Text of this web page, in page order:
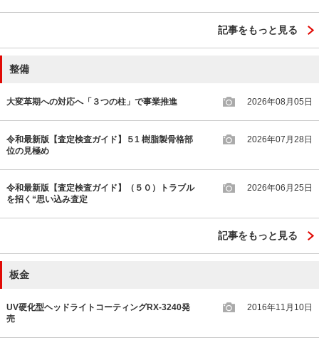
記事をもっと見る
整備
大変革期への対応へ「３つの柱」で事業推進 2026年08月05日
令和最新版【査定検査ガイド】５1 樹脂製骨格部
位の見極め
2026年07月28日
令和最新版【査定検査ガイド】（５０）トラブル
を招く“思い込み査定
2026年06月25日
記事をもっと見る
板金
UV硬化型ヘッドライトコーティングRX-3240発
売
2016年11月10日